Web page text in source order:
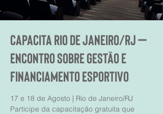
Capacita Rio de Janeiro/RJ –
Encontro sobre Gestão e
Financiamento Esportivo
17 e 18 de Agosto | Rio de Janeiro/RJ
Participe da capacitação gratuita que